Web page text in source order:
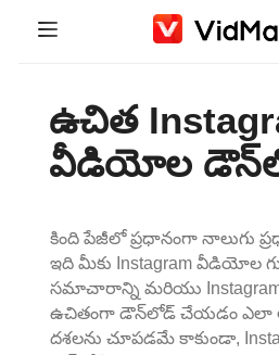
భారతీయ వీడియోలు
Instagram Downloader
ఉచిత
వీడియోల
కింది పేజీలో ప్రధానంగా నాలుగు
ఇది మీకు Instagram వీడియోల
సమాచారాన్ని మరియు
ఉచితంగా డౌన్‌లోడ్ చేయడం ఎలా
దశలను చూపడమే కాకుండా,